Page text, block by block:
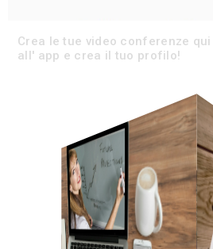
Crea le tue video conferenze
all' app e crea il tuo profilo!